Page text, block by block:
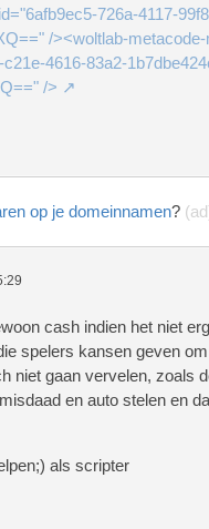
726a-4117-
/><woltlab-
4616-83a2-
/>
op je domeinnamen?
cash indien het niet
spelers kansen geven
niet gaan vervelen, zoals
en auto stelen en
als scripter